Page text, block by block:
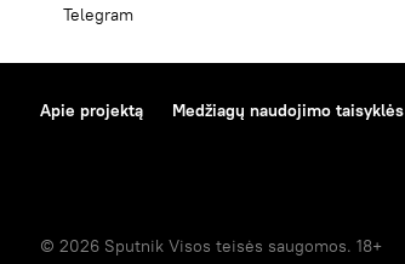
Telegram
Apie projektą Medžiagų naudojimo taisyklės
© 2026 Sputnik Visos teisės saugomos. 18+